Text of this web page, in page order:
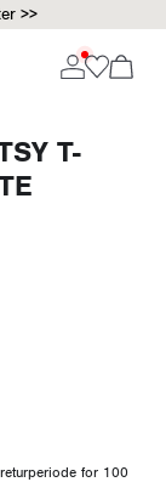
>>
T-
for 100